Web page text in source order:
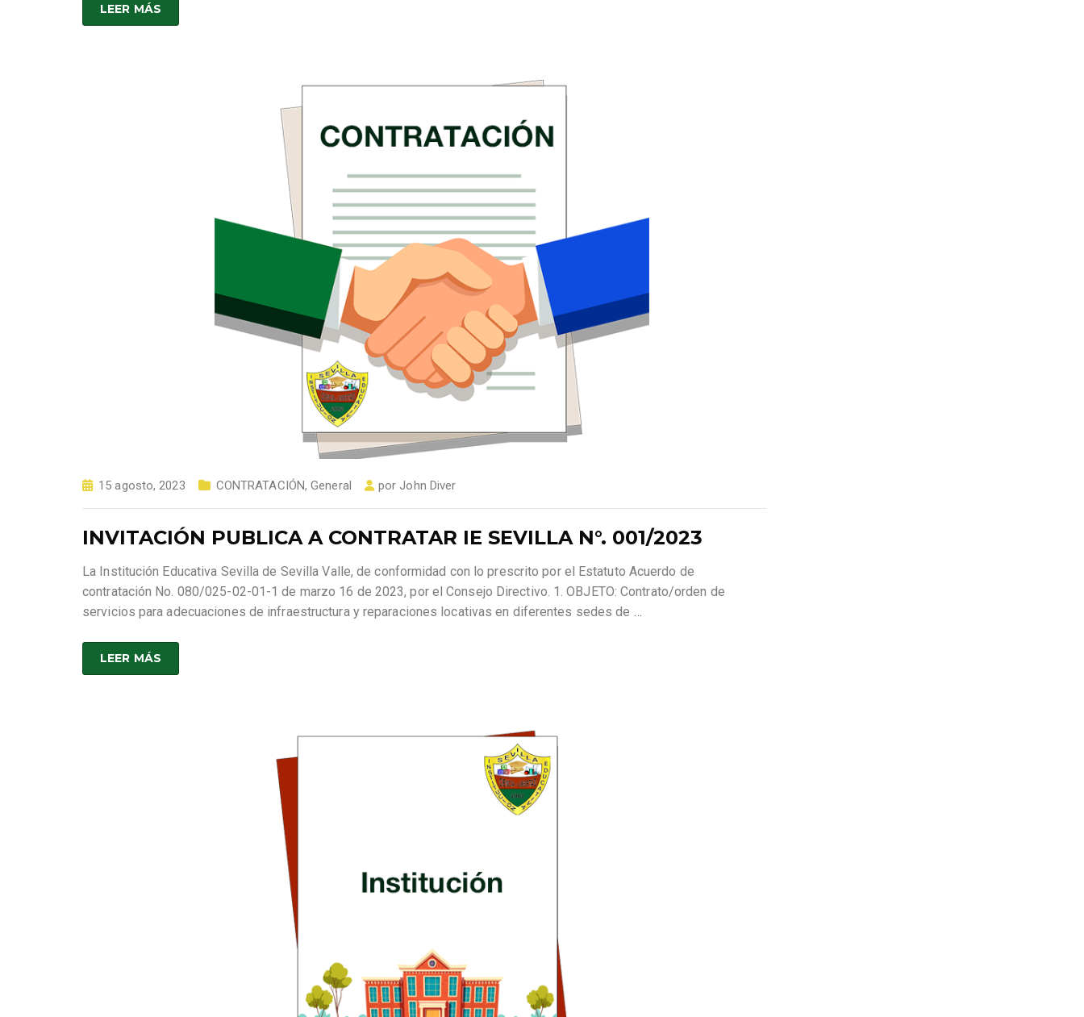
LEER MÁS
15 agosto, 2023 CONTRATACIÓN,General porJohn Diver
INVITACIÓN PUBLICA A CONTRATAR IE SEVILLA N°. 001/2023
La Institución Educativa Sevilla de Sevilla Valle, de conformidad con lo prescrito por el Estatuto Acuerdo de
contratación No. 080/025-02-01-1 de marzo 16 de 2023, por el Consejo Directivo. 1. OBJETO: Contrato/orden de
servicios para adecuaciones de infraestructura y reparaciones locativas en diferentes sedes de …
LEER MÁS